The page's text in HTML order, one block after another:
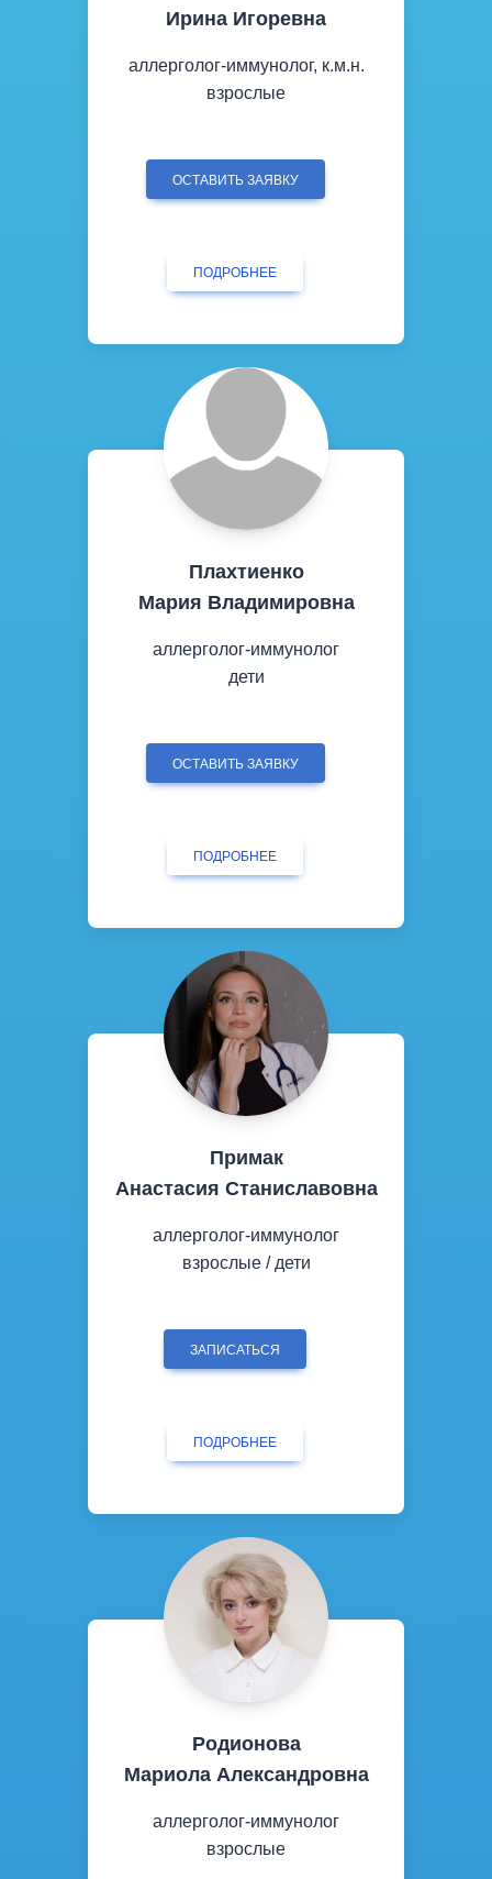
Ирина Игоревна
аллерголог-иммунолог, к.м.н.
взрослые
ОСТАВИТЬ ЗАЯВКУ
ПОДРОБНЕЕ
Плахтиенко
Мария Владимировна
аллерголог-иммунолог
дети
ОСТАВИТЬ ЗАЯВКУ
ПОДРОБНЕЕ
Примак
Анастасия Станиславовна
аллерголог-иммунолог
взрослые / дети
ЗАПИСАТЬСЯ
ПОДРОБНЕЕ
Родионова
Мариола Александровна
аллерголог-иммунолог
взрослые